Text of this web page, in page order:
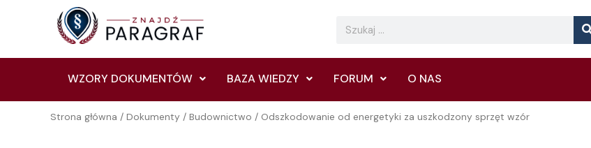
Search
WZORY DOKUMENTÓW BAZA WIEDZY FORUM O NAS
Strona główna / Dokumenty / Budownictwo / Odszkodowanie od energetyki za uszkodzony sprzęt wzór